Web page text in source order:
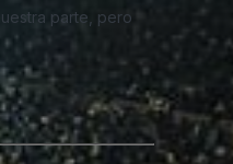
parte, pero